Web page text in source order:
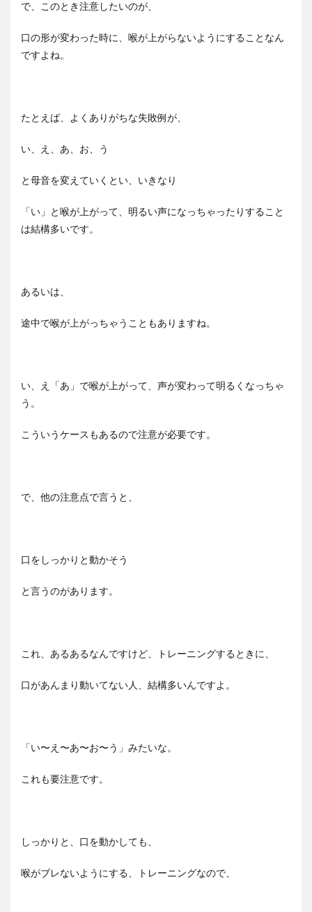
で、このとき注意したいのが、
口の形が変わった時に、喉が上がらないようにすることなん
ですよね。
たとえば、よくありがちな失敗例が、
い、え、あ、お、う
と母音を変えていくとい、いきなり
「い」と喉が上がって、明るい声になっちゃったりすること
は結構多いです。
あるいは、
途中で喉が上がっちゃうこともありますね。
い、え「あ」で喉が上がって、声が変わって明るくなっちゃ
う。
こういうケースもあるので注意が必要です。
で、他の注意点で言うと、
口をしっかりと動かそう
と言うのがあります。
これ、あるあるなんですけど、トレーニングするときに、
口があんまり動いてない人、結構多いんですよ。
「い〜え〜あ〜お〜う」みたいな。
これも要注意です。
しっかりと、口を動かしても、
喉がブレないようにする、トレーニングなので、